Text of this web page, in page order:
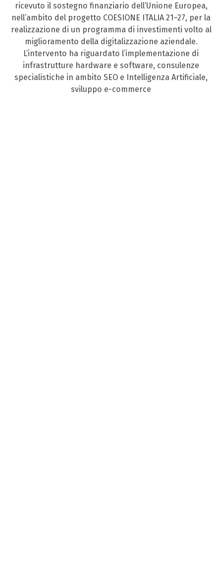
ricevuto il sostegno finanziario dell’Unione Europea,
nell’ambito del progetto COESIONE ITALIA 21–27, per la
realizzazione di un programma di investimenti volto al
miglioramento della digitalizzazione aziendale.
L’intervento ha riguardato l’implementazione di
infrastrutture hardware e software, consulenze
specialistiche in ambito SEO e Intelligenza Artificiale,
sviluppo e-commerce